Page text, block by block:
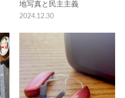
地写真と民主主義
2024.12.30